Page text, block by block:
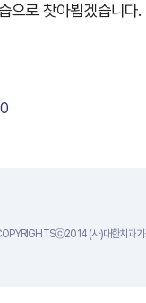
으로 찾아뵙겠습니다.
(사)대한치과기